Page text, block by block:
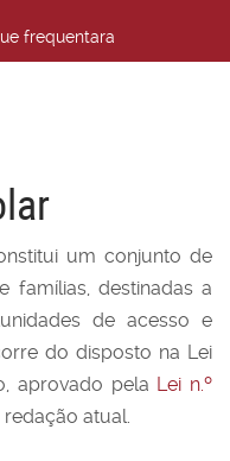
frequentara
um conjunto de
famílias, destinadas a
de acesso e
do disposto na Lei
aprovado pela Lei n.º
redação atual.